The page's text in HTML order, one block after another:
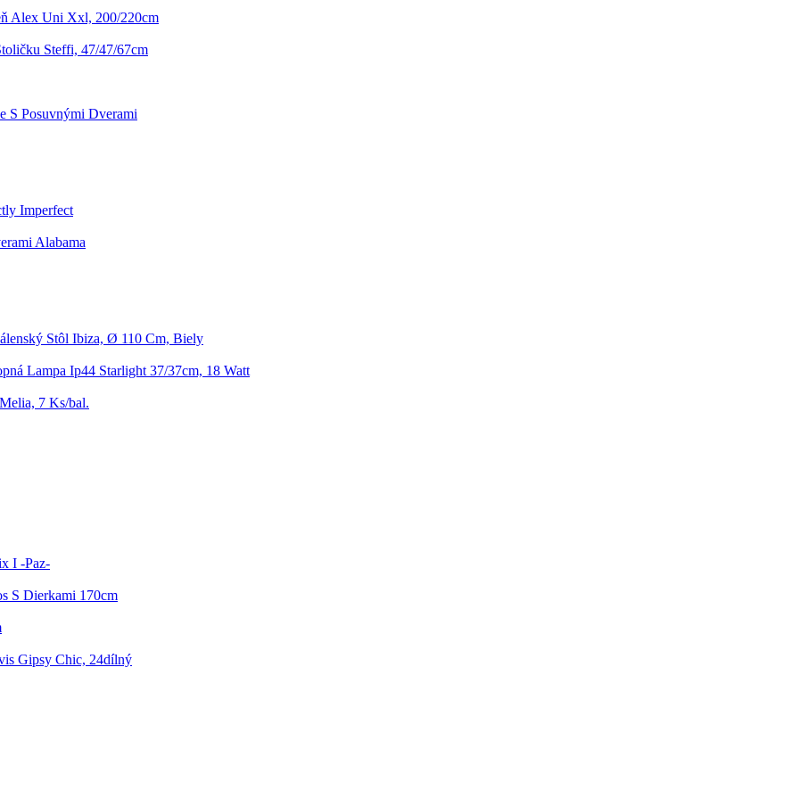
Alex Uni Xxl, 200/220cm
Steffi, 47/47/67cm
S Posuvnými Dverami
Imperfect
Alabama
Stôl Ibiza, Ø 110 Cm, Biely
Lampa Ip44 Starlight 37/37cm, 18 Watt
7 Ks/bal.
I -Paz-
S Dierkami 170cm
Gipsy Chic, 24dílný